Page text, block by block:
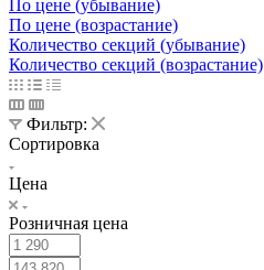
По цене (убывание)
По цене (возрастание)
Количество секций (убывание)
Количество секций (возрастание)
Фильтр:
Сортировка
Цена
Розничная цена